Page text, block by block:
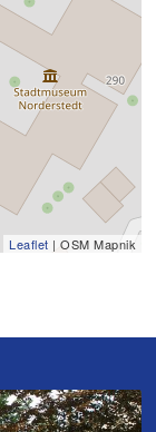
Leaflet | OSM Mapnik